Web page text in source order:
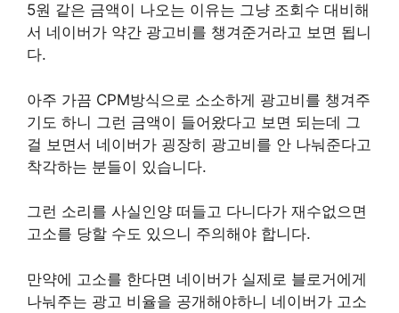
5원 같은 금액이 나오는 이유는 그냥 조회수 대비해
서 네이버가 약간 광고비를 챙겨준거라고 보면 됩니
다.
아주 가끔 CPM방식으로 소소하게 광고비를 챙겨주
기도 하니 그런 금액이 들어왔다고 보면 되는데 그
걸 보면서 네이버가 굉장히 광고비를 안 나눠준다고
착각하는 분들이 있습니다.
그런 소리를 사실인양 떠들고 다니다가 재수없으면
고소를 당할 수도 있으니 주의해야 합니다.
만약에 고소를 한다면 네이버가 실제로 블로거에게
나눠주는 광고 비율을 공개해야하니 네이버가 고소